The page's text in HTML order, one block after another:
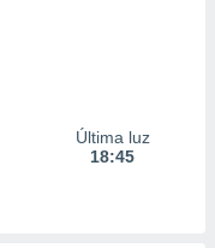
Última luz
18:45